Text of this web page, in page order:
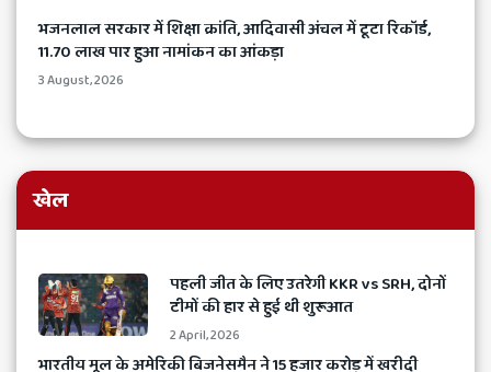
भजनलाल सरकार में शिक्षा क्रांति, आदिवासी अंचल में टूटा रिकॉर्ड,
11.70 लाख पार हुआ नामांकन का आंकड़ा
3 August, 2026
खेल
​पहली जीत के लिए उतरेगी KKR vs SRH, दोनों
टीमों की हार से हुई थी शुरूआत
2 April, 2026
भारतीय मूल के अमेरिकी बिजनेसमैन ने 15 हजार करोड़ में खरीदी